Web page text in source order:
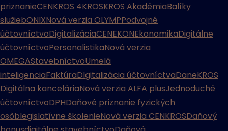
priznanieCENKROS 4KROSKROS AkadémiaBalíky
služiebONIXNová verzia OLYMPPodvojné
účtovníctvoDigitalizáciaCENEKONEkonomikaDigitálne
účtovníctvoPersonalistikaNová verzia
OMEGAStavebníctvoUmelá
inteligenciaFaktúraDIgitalizácia účtovníctvaDaneKROS
Digitálna kanceláriaNová verzia ALFA plusJednoduché
účtovníctvoDPHDaňové priznanie fyzických
osôblegislatívne školenieNová verzia CENKROSDaňový